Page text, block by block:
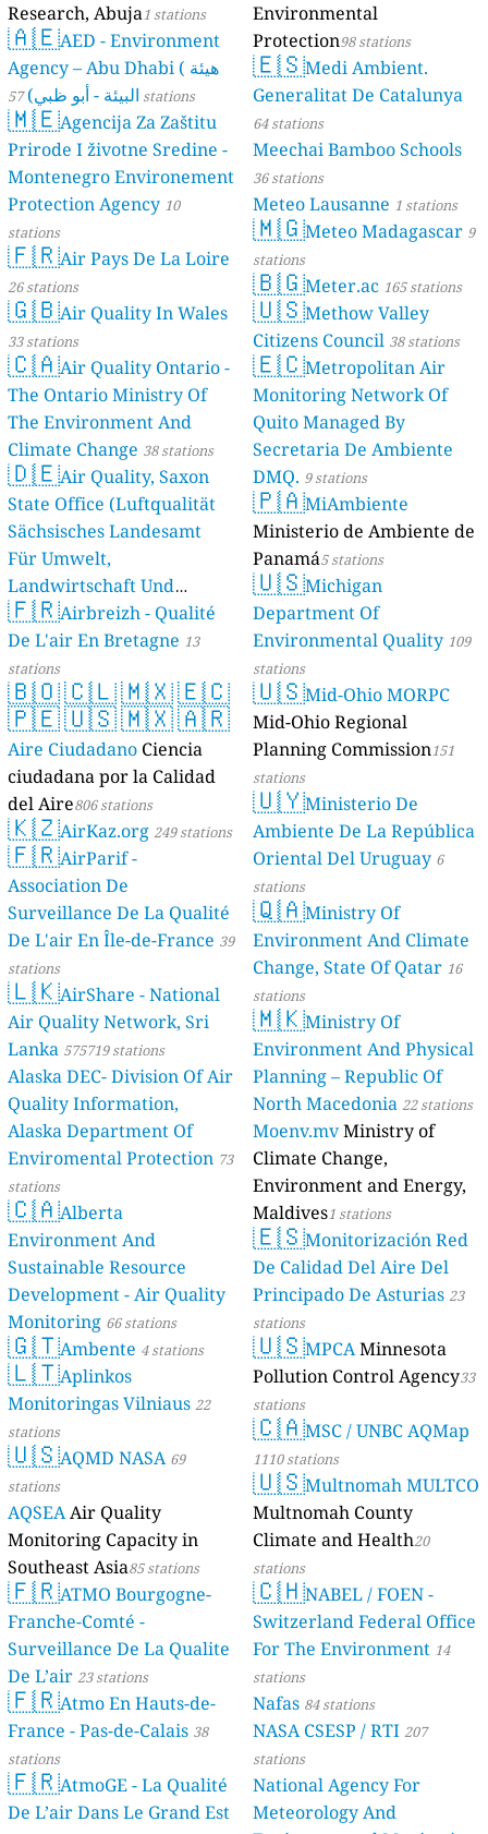
Research, Abuja1 stations
🇦🇪AED - Environment
Agency – Abu Dhabi ( هيئة
البيئة - أبو ظبي) 57 stations
🇲🇪Agencija Za Zaštitu
Prirode I životne Sredine -
Montenegro Environement
Protection Agency 10
stations
🇫🇷Air Pays De La Loire
26 stations
🇬🇧Air Quality In Wales
33 stations
🇨🇦Air Quality Ontario -
The Ontario Ministry Of
The Environment And
Climate Change 38 stations
🇩🇪Air Quality, Saxon
State Office (Luftqualität
Sächsisches Landesamt
Für Umwelt,
Landwirtschaft Und
Geologie) 50 stations
🇫🇷Airbreizh - Qualité
De L'air En Bretagne 13
stations
🇧🇴🇨🇱🇲🇽🇪🇨
🇵🇪🇺🇸🇲🇽🇦🇷
Aire Ciudadano Ciencia
ciudadana por la Calidad
del Aire806 stations
🇰🇿AirKaz.org 249 stations
🇫🇷AirParif -
Association De
Surveillance De La Qualité
De L'air En Île-de-France 39
stations
🇱🇰AirShare - National
Air Quality Network, Sri
Lanka 575719 stations
Alaska DEC- Division Of Air
Quality Information,
Alaska Department Of
Enviromental Protection 73
stations
🇨🇦Alberta
Environment And
Sustainable Resource
Development - Air Quality
Monitoring 66 stations
🇬🇹Ambente 4 stations
🇱🇹Aplinkos
Monitoringas Vilniaus 22
stations
🇺🇸AQMD NASA 69
stations
AQSEAAir Quality
Monitoring Capacity in
Southeast Asia85 stations
🇫🇷ATMO Bourgogne-
Franche-Comté -
Surveillance De La Qualite
De L’air 23 stations
🇫🇷Atmo En Hauts-de-
France - Pas-de-Calais 38
stations
🇫🇷AtmoGE - La Qualité
De L’air Dans Le Grand Est
Environmental
Protection98 stations
🇪🇸Medi Ambient.
Generalitat De Catalunya
64 stations
Meechai Bamboo Schools
36 stations
Meteo Lausanne 1 stations
🇲🇬Meteo Madagascar 9
stations
🇧🇬Meter.ac 165 stations
🇺🇸Methow Valley
Citizens Council 38 stations
🇪🇨Metropolitan Air
Monitoring Network Of
Quito Managed By
Secretaria De Ambiente
DMQ. 9 stations
🇵🇦MiAmbiente
Ministerio de Ambiente de
Panamá5 stations
🇺🇸Michigan
Department Of
Environmental Quality 109
stations
🇺🇸Mid-Ohio MORPC
Mid-Ohio Regional
Planning Commission151
stations
🇺🇾Ministerio De
Ambiente De La República
Oriental Del Uruguay 6
stations
🇶🇦Ministry Of
Environment And Climate
Change, State Of Qatar 16
stations
🇲🇰Ministry Of
Environment And Physical
Planning – Republic Of
North Macedonia 22 stations
Moenv.mvMinistry of
Climate Change,
Environment and Energy,
Maldives1 stations
🇪🇸Monitorización Red
De Calidad Del Aire Del
Principado De Asturias 23
stations
🇺🇸MPCAMinnesota
Pollution Control Agency33
stations
🇨🇦MSC / UNBC AQMap
1110 stations
🇺🇸Multnomah MULTCO
Multnomah County
Climate and Health20
stations
🇨🇭NABEL / FOEN -
Switzerland Federal Office
For The Environment 14
stations
Nafas 84 stations
NASA CSESP / RTI 207
stations
National Agency For
Meteorology And